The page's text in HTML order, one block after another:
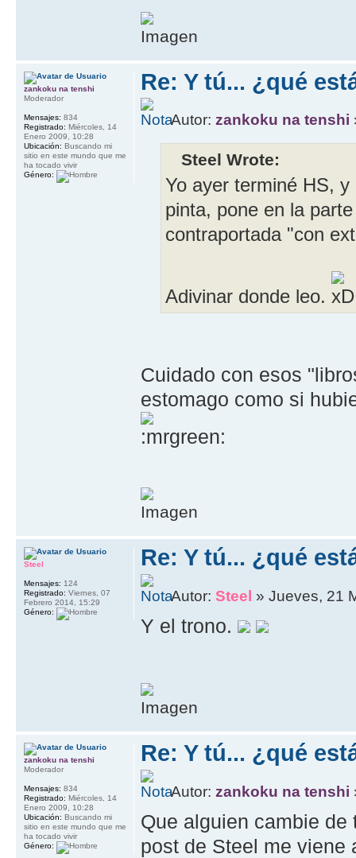
Re: Y tú... ¿qué
Autor:zankoku na tenshi
Steel Wrote:
Yo ayer terminé HS,
pinta, pone en la
contraportada "con
Adivinar donde leo.
Cuidado con esos
estomago como si
zankoku na tenshi
Moderador
Mensajes: 834
Registrado: Miércoles, 14
Enero 2009, 10:28
Ubicación: Buscando mi
sitio en este mundo que me
ha tocado vivir
Género:
Re: Y tú... ¿qué
Autor:Steel » Jueves, 21
Y el trono.
Steel
Mensajes: 124
Registrado: Viernes, 07
Febrero 2014, 15:29
Género:
Re: Y tú... ¿qué
Autor:zankoku na tenshi
Que alguien cambie
post de Steel me viene
zankoku na tenshi
Moderador
Mensajes: 834
Registrado: Miércoles, 14
Enero 2009, 10:28
Ubicación: Buscando mi
sitio en este mundo que me
ha tocado vivir
Género: